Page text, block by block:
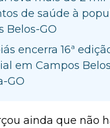
de saúde à
Belos-GO
encerra 16ª
em Campos
GO
ainda que não